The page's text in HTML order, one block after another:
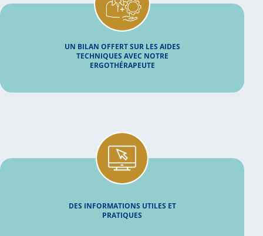
UN BILAN OFFERT SUR LES AIDES
TECHNIQUES AVEC NOTRE
ERGOTHÉRAPEUTE
DES INFORMATIONS UTILES ET
PRATIQUES